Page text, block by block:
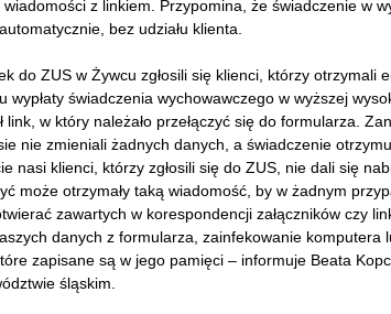
wiadomości z linkiem. Przypomina, że świadczenie w
bez udziału klienta.
do ZUS w Żywcu zgłosili się klienci, którzy otrzymali
wypłaty świadczenia wychowawczego w wyższej
link, w który należało przełączyć się do formularza.
nie zmieniali żadnych danych, a świadczenie
nasi klienci, którzy zgłosili się do ZUS, nie dali się
może otrzymały taką wiadomość, by w żadnym
zawartych w korespondencji załączników czy
danych z formularza, zainfekowanie komputera
zapisane są w jego pamięci – informuje Beata
śląskim.